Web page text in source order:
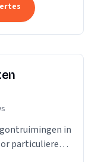
in
particulieren